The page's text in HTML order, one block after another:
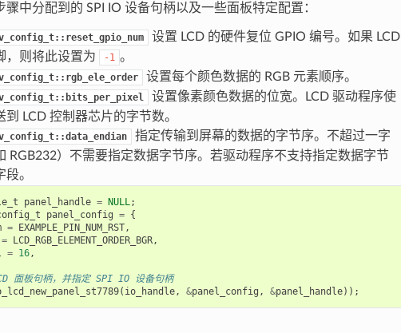
中分配到的 SPI IO 设备句柄以及一些面板特定配置：
设置 LCD 的硬件复位 GPIO 编号。如果 LCD
，则将此设置为
-1 。
设置每个颜色数据的 RGB 元素顺序。
设置像素颜色数据的位宽。LCD 驱动程序使
LCD 控制器芯片的字节数。
指定传输到屏幕的数据的字节序。不超过一字
RGB232）不需要指定数据字节序。若驱动程序不支持指定数据字节
。
panel_handle = NULL;
panel_config = {
= EXAMPLE_PIN_NUM_RST,
= LCD_RGB_ELEMENT_ORDER_BGR,
= 16,
面板句柄，并指定 SPI IO 设备句柄
( io_handle, &panel_config , &panel_handle));